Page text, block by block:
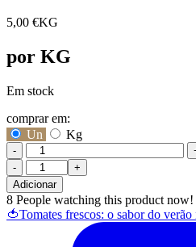
5,00 €KG
por KG
Em stock
comprar em:
Un
Kg
-
Quantidade
de
Romã
Adicionar
8 People watching this product now!
🍅Tomates frescos: o sabor do verão